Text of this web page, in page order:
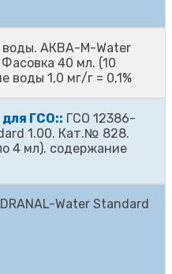
воды. АКВА-М-Water
40 мл. (10
воды 1,0 мг/г = 0,1%
ГСО:: ГСО 12386-
1.00. Кат.№ 828.
4 мл). содержание
Water Standard